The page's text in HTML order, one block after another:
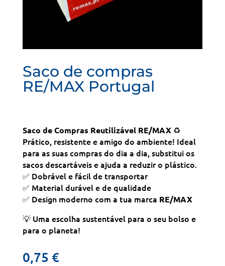
Saco de compras
RE/MAX Portugal
Saco de Compras Reutilizável RE/MAX♻️
Prático, resistente e amigo do ambiente! Ideal
para as suas compras do dia a dia, substitui os
sacos descartáveis e ajuda a reduzir o plástico.
✅ Dobrável e fácil de transportar
✅ Material durável e de qualidade
✅ Design moderno com a tua marca RE/MAX
💡 Uma escolha sustentável para o seu bolso e
para o planeta!
0,75 €